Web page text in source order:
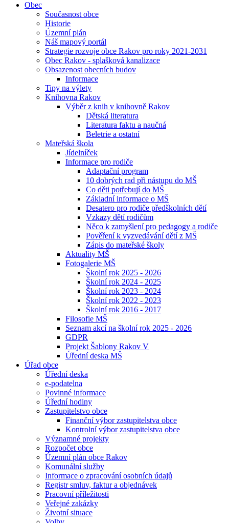
Obec
Současnost obce
Historie
Územní plán
Náš mapový portál
Strategie rozvoje obce Rakov pro roky 2021-2031
Obec Rakov - splašková kanalizace
Obsazenost obecních budov
Informace
Tipy na výlety
Knihovna Rakov
Výběr z knih v knihovně Rakov
Dětská literatura
Literatura faktu a naučná
Beletrie a ostatní
Mateřská škola
Jídelníček
Informace pro rodiče
Adaptační program
10 dobrých rad při nástupu do MŠ
Co děti potřebují do MŠ
Základní informace o MŠ
Desatero pro rodiče předškolních dětí
Vzkazy dětí rodičům
Něco k zamyšlení pro pedagogy a rodiče
Pověření k vyzvedávání dětí z MŠ
Zápis do mateřské školy
Aktuality MŠ
Fotogalerie MŠ
Školní rok 2025 - 2026
Školní rok 2024 - 2025
Školní rok 2023 - 2024
Školní rok 2022 - 2023
Školní rok 2016 - 2017
Filosofie MŠ
Seznam akcí na školní rok 2025 - 2026
GDPR
Projekt Šablony Rakov V
Úřední deska MŠ
Úřad obce
Úřední deska
e-podatelna
Povinné informace
Úřední hodiny
Zastupitelstvo obce
Finanční výbor zastupitelstva obce
Kontrolní výbor zastupitelstva obce
Významné projekty
Rozpočet obce
Územní plán obce Rakov
Komunální služby
Informace o zpracování osobních údajů
Registr smluv, faktur a objednávek
Pracovní příležitosti
Veřejné zakázky
Životní situace